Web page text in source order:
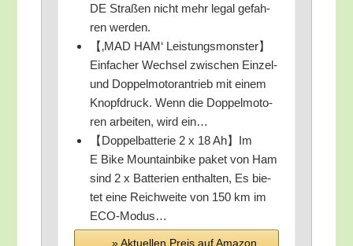
DE Stra­ßen nicht mehr legal gefah­
ren werden.
【‚MAD HAM‘ Leistungsmonster】
Einfacher Wech­sel zwi­schen Ein­zel-
und Dop­pel­mo­tor­an­trieb mit einem
Knopf­druck. Wenn die Dop­pel­mo­to­
ren arbei­ten, wird ein…
【Dop­pel­bat­te­rie 2 x 18 Ah】Im
E Bike Moun­tain­bike paket von Ham
sind 2 x Bat­te­rien ent­hal­ten, Es bie­
tet eine Reich­wei­te von 150 km im
ECO-Modus…
» Aktu­el­len Preis auf Ama­zon